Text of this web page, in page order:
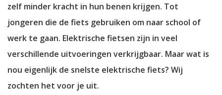
zelf minder kracht in hun benen krijgen. Tot
jongeren die de fiets gebruiken om naar school of
werk te gaan. Elektrische fietsen zijn in veel
verschillende uitvoeringen verkrijgbaar. Maar wat is
nou eigenlijk de snelste elektrische fiets? Wij
zochten het voor je uit.